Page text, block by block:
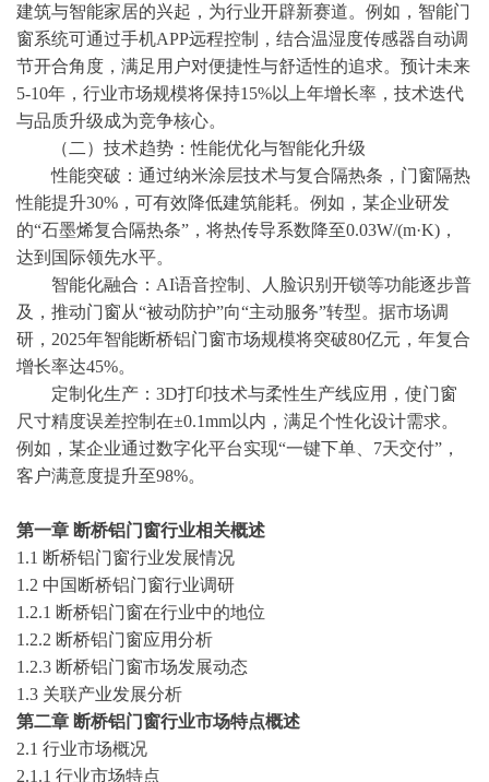
建筑与智能家居的兴起，为行业开辟新赛道。例如，智能门
窗系统可通过手机APP远程控制，结合温湿度传感器自动调
节开合角度，满足用户对便捷性与舒适性的追求。预计未来
5-10年，行业市场规模将保持15%以上年增长率，技术迭代
与品质升级成为竞争核心。
（二）技术趋势：性能优化与智能化升级
性能突破：通过纳米涂层技术与复合隔热条，门窗隔热
性能提升30%，可有效降低建筑能耗。例如，某企业研发
的“石墨烯复合隔热条”，将热传导系数降至0.03W/(m·K)，
达到国际领先水平。
智能化融合： AI语音控制、人脸识别开锁等功能逐步普
及，推动门窗从“被动防护”向“主动服务”转型。据市场调
研，2025年智能断桥铝门窗市场规模将突破80亿元，年复合
增长率达45%。
定制化生产： 3D打印技术与柔性生产线应用，使门窗
尺寸精度误差控制在±0.1mm以内，满足个性化设计需求。
例如，某企业通过数字化平台实现“一键下单、7天交付”，
客户满意度提升至98%。
第一章 断桥铝门窗行业相关概述
1.1 断桥铝门窗行业发展情况
1.2 中国 断桥铝门窗行业调研
1.2.1 断桥铝门窗在行业中的地位
1.2.2 断桥铝门窗应用分析
1.2.3 断桥铝门窗市场发展动态
1.3 关联产业发展分析
第二章 断桥铝门窗行业市场特点概述
2.1 行业市场概况
2.1.1 行业市场特点